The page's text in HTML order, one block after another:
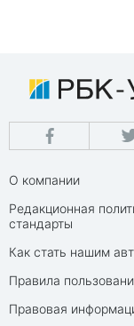
О компании
Редакционная
стандарты
Как стать нашим
Правила
Правовая